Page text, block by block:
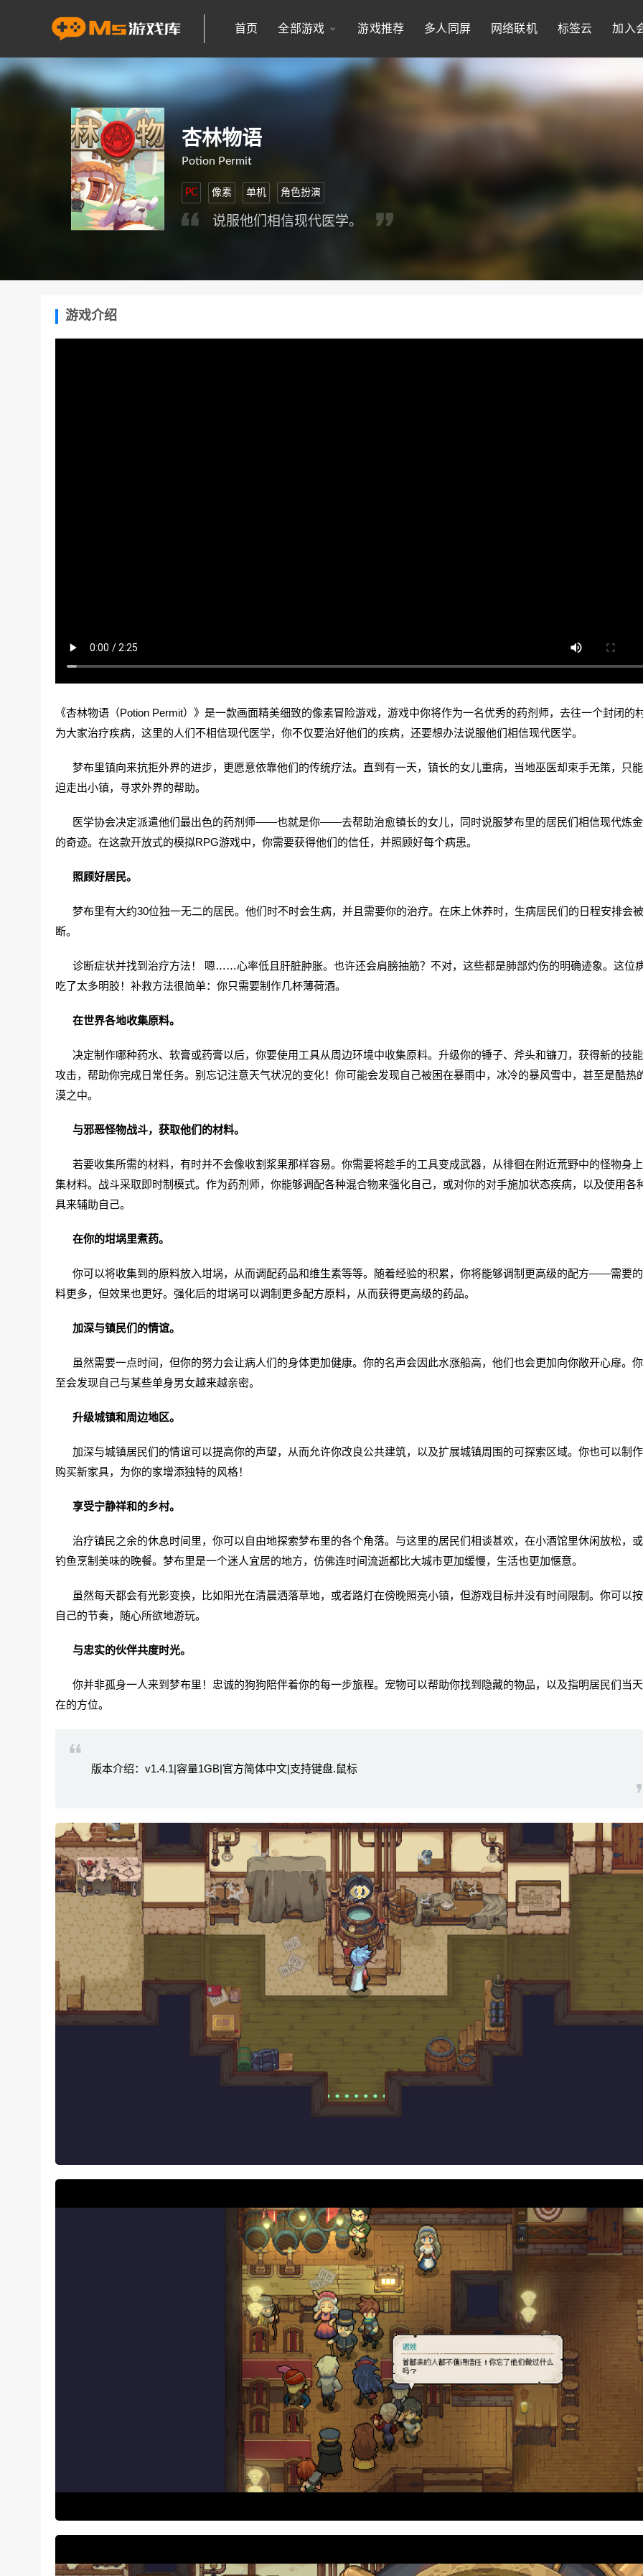
首页 全部游戏 游戏推荐 多人同屏 网络联机 标签云 加入
杏林物语
Potion Permit
PC 像素 单机 角色扮演
说服他们相信现代医学。
游戏介绍
《杏林物语（Potion Permit）》是一款画面精美细致的像素冒险游戏，游戏中你将作为一名优秀的药剂师，去往一个封闭的
为大家治疗疾病，这里的人们不相信现代医学，你不仅要治好他们的疾病，还要想办法说服他们相信现代医学。
梦布里镇向来抗拒外界的进步，更愿意依靠他们的传统疗法。直到有一天，镇长的女儿重病，当地巫医却束手无策，只
迫走出小镇，寻求外界的帮助。
医学协会决定派遣他们最出色的药剂师——也就是你——去帮助治愈镇长的女儿，同时说服梦布里的居民们相信现代炼
的奇迹。在这款开放式的模拟RPG游戏中，你需要获得他们的信任，并照顾好每个病患。
照顾好居民。
梦布里有大约30位独一无二的居民。他们时不时会生病，并且需要你的治疗。在床上休养时，生病居民们的日程安排会
断。
诊断症状并找到治疗方法！ 嗯……心率低且肝脏肿胀。也许还会肩膀抽筋？不对，这些都是肺部灼伤的明确迹象。这位
吃了太多明胶！补救方法很简单：你只需要制作几杯薄荷酒。
在世界各地收集原料。
决定制作哪种药水、软膏或药膏以后，你要使用工具从周边环境中收集原料。升级你的锤子、斧头和镰刀，获得新的技
攻击，帮助你完成日常任务。别忘记注意天气状况的变化！你可能会发现自己被困在暴雨中，冰冷的暴风雪中，甚至是酷热
漠之中。
与邪恶怪物战斗，获取他们的材料。
若要收集所需的材料，有时并不会像收割浆果那样容易。你需要将趁手的工具变成武器，从徘徊在附近荒野中的怪物身
集材料。战斗采取即时制模式。作为药剂师，你能够调配各种混合物来强化自己，或对你的对手施加状态疾病，以及使用各
具来辅助自己。
在你的坩埚里煮药。
你可以将收集到的原料放入坩埚，从而调配药品和维生素等等。随着经验的积累，你将能够调制更高级的配方——需要
料更多，但效果也更好。强化后的坩埚可以调制更多配方原料，从而获得更高级的药品。
加深与镇民们的情谊。
虽然需要一点时间，但你的努力会让病人们的身体更加健康。你的名声会因此水涨船高，他们也会更加向你敞开心扉。
至会发现自己与某些单身男女越来越亲密。
升级城镇和周边地区。
加深与城镇居民们的情谊可以提高你的声望，从而允许你改良公共建筑，以及扩展城镇周围的可探索区域。你也可以制
购买新家具，为你的家增添独特的风格！
享受宁静祥和的乡村。
治疗镇民之余的休息时间里，你可以自由地探索梦布里的各个角落。与这里的居民们相谈甚欢，在小酒馆里休闲放松，
钓鱼烹制美味的晚餐。梦布里是一个迷人宜居的地方，仿佛连时间流逝都比大城市更加缓慢，生活也更加惬意。
虽然每天都会有光影变换，比如阳光在清晨洒落草地，或者路灯在傍晚照亮小镇，但游戏目标并没有时间限制。你可以
自己的节奏，随心所欲地游玩。
与忠实的伙伴共度时光。
你并非孤身一人来到梦布里！忠诚的狗狗陪伴着你的每一步旅程。宠物可以帮助你找到隐藏的物品，以及指明居民们当
在的方位。
版本介绍：v1.4.1|容量1GB|官方简体中文|支持键盘.鼠标